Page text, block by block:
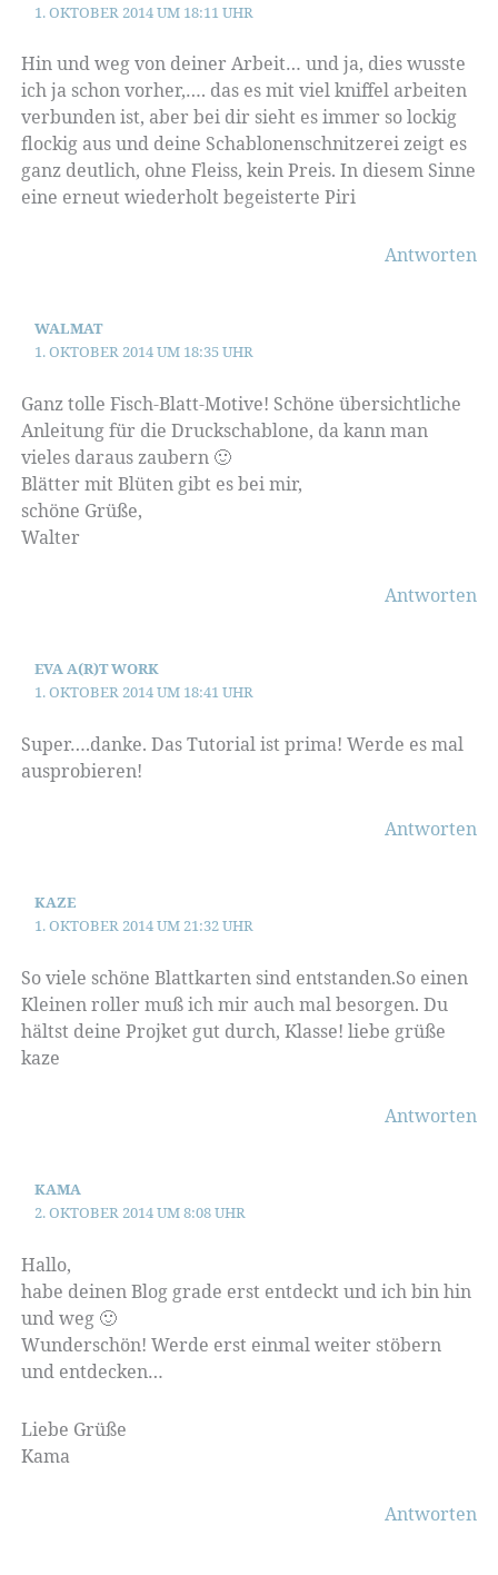
1. OKTOBER 2014 UM 18:11 UHR
Hin und weg von deiner Arbeit… und ja, dies wusste
ich ja schon vorher,…. das es mit viel kniffel arbeiten
verbunden ist, aber bei dir sieht es immer so lockig
flockig aus und deine Schablonenschnitzerei zeigt es
ganz deutlich, ohne Fleiss, kein Preis. In diesem Sinne
eine erneut wiederholt begeisterte Piri
Antworten
WALMAT
1. OKTOBER 2014 UM 18:35 UHR
Ganz tolle Fisch-Blatt-Motive! Schöne übersichtliche
Anleitung für die Druckschablone, da kann man
vieles daraus zaubern 🙂
Blätter mit Blüten gibt es bei mir,
schöne Grüße,
Walter
Antworten
EVA A(R)T WORK
1. OKTOBER 2014 UM 18:41 UHR
Super….danke. Das Tutorial ist prima! Werde es mal
ausprobieren!
Antworten
KAZE
1. OKTOBER 2014 UM 21:32 UHR
So viele schöne Blattkarten sind entstanden.So einen
Kleinen roller muß ich mir auch mal besorgen. Du
hältst deine Projket gut durch, Klasse! liebe grüße
kaze
Antworten
KAMA
2. OKTOBER 2014 UM 8:08 UHR
Hallo,
habe deinen Blog grade erst entdeckt und ich bin hin
und weg 🙂
Wunderschön! Werde erst einmal weiter stöbern
und entdecken…
Liebe Grüße
Kama
Antworten